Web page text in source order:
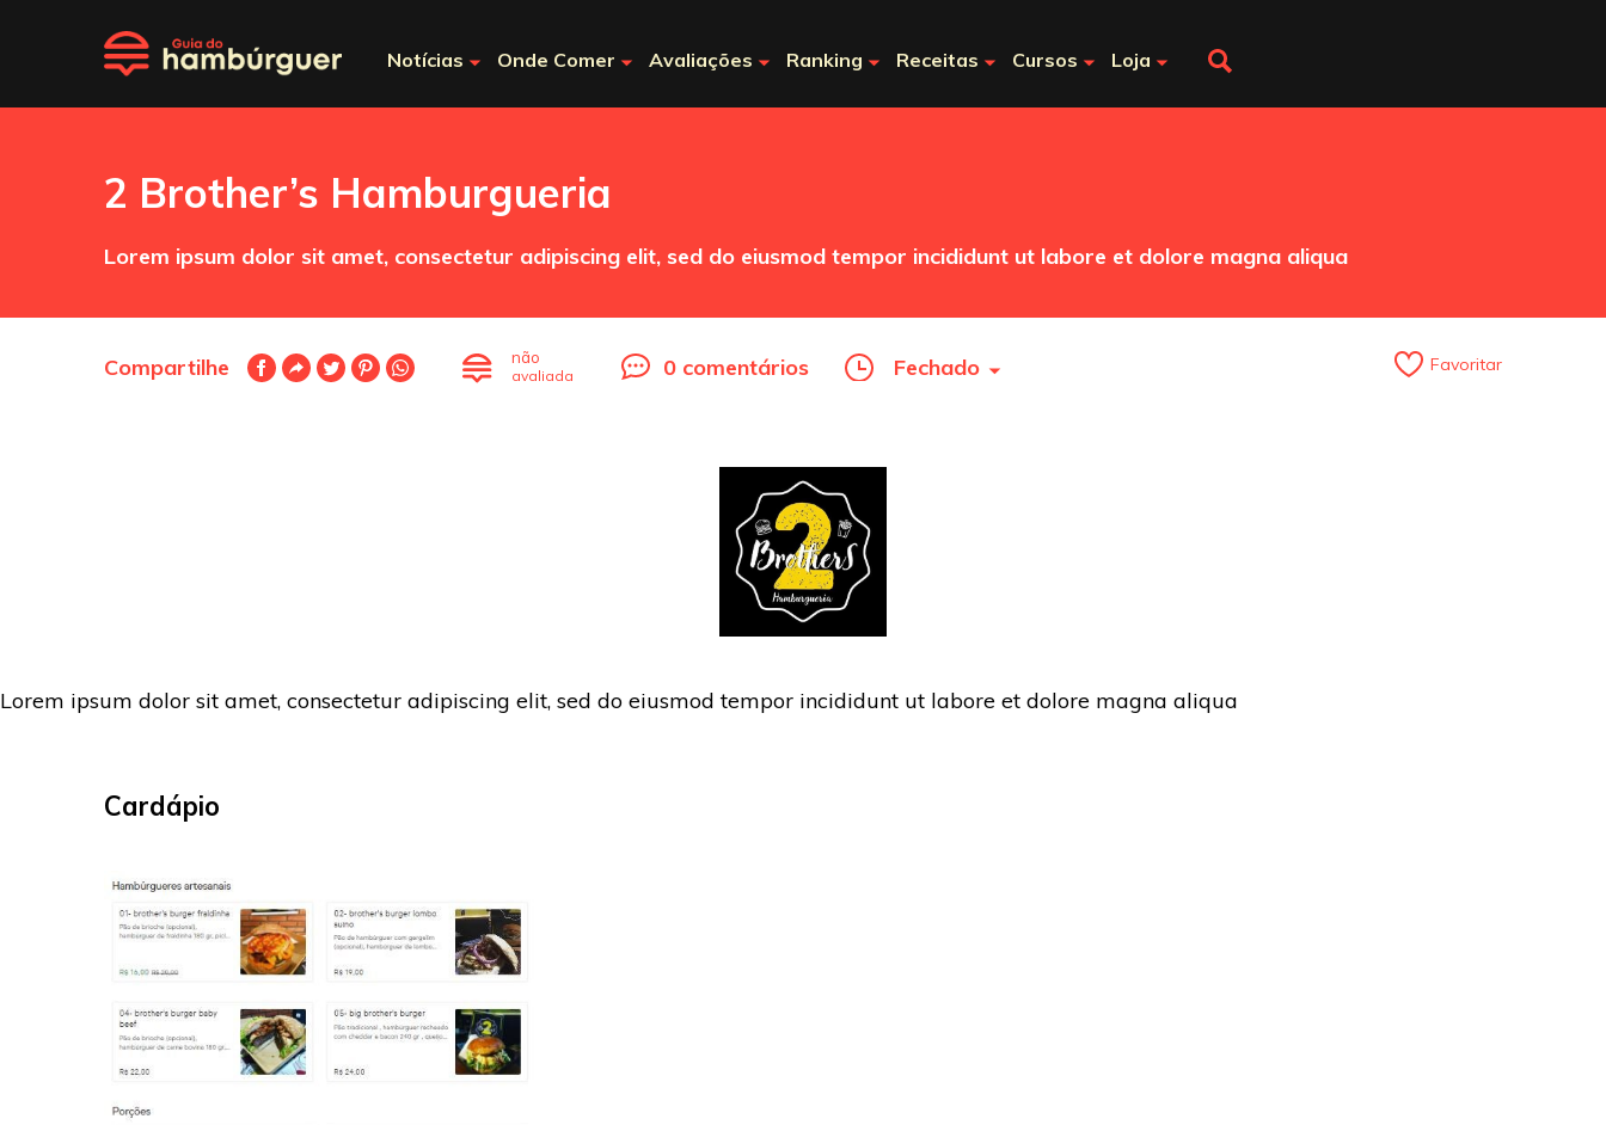
Notícias Onde Comer Avaliações Ranking Receitas Cursos Loja
2 Brother’s Hamburgueria
Lorem ipsum dolor sit amet, consectetur adipiscing elit, sed do eiusmod tempor incididunt ut labore et dolore magna aliqua
Compartilhe não
avaliada 0 comentários Fechado Favoritar
Lorem ipsum dolor sit amet, consectetur adipiscing elit, sed do eiusmod tempor incididunt ut labore et dolore magna aliqua
Cardápio